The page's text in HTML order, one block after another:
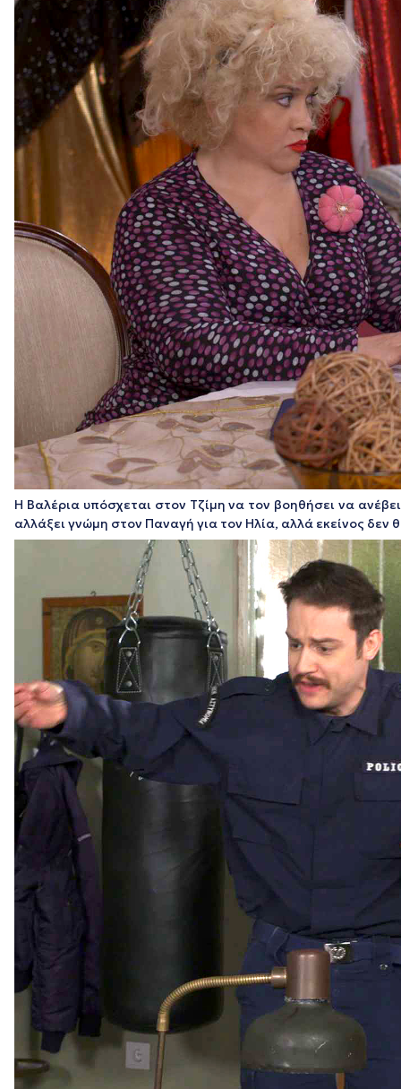
Η Βαλέρια υπόσχεται στον Τζίμη να τον βοηθήσει να
αλλάξει γνώμη στον Παναγή για τον Ηλία, αλλά εκείνος